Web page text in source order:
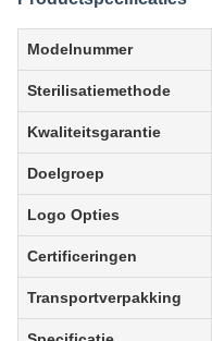
Productspecificaties